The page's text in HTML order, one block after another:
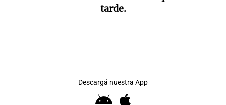
tarde.
Descargá nuestra App